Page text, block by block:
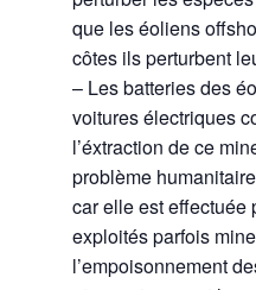
que les éoliens
côtes ils perturbent
– Les batteries des
voitures électriques
l’éxtraction de ce
problème
car elle est effectuée
exploités parfois
l’empoisonnement